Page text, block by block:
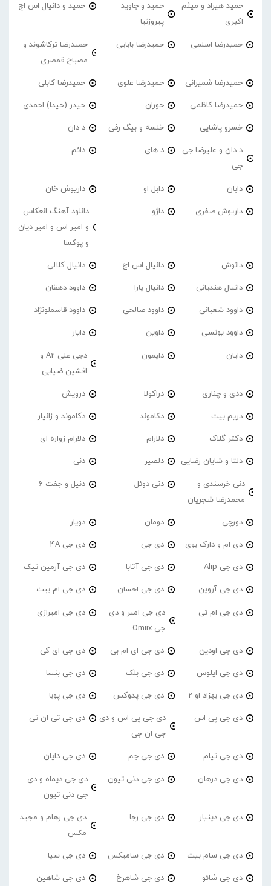
حمید هیراد و میثم
اکبری
حمید و جاوید
پیروزنیا
حمید و دانیال اس اچ
حمیدرضا اسلمی حمیدرضا بابایی
حمیدرضا ترکاشوند و
مصباح قمصری
حمیدرضا شمیرانی حمیدرضا علوی حمیدرضا کابلی
حمیدرضا کاظمی حوران حیدر (حیدا) احمدی
خسرو پاشایی خلسه و بیگ رفی د دان
د دان و علیرضا جی
جی
د های دائم
دابان دابل او داریوش خان
داریوش صفری داژو
دانلود آهنگ انعکاس
و امیر اس و امیر دیان
و پوکسا
دانوش دانیال اس اچ دانیال کلالی
دانیال هندیانی دانیال یارا داوود دهقان
داوود شعبانی داوود صالحی داوود قاسملونژاد
داوود یونسی داوین دایار
دایان دایمون
دجی علی A2 و
افشین ضیایی
ددی و چناری دراکولا درویش
دریم بیت دکاموند دکاموند و زانیار
دکتر گلاک دلارام دلارام زواره ای
دلتا و شایان رضایی دلصیر دنی
دنی خرسندی و
محمدرضا شجریان
دنی دوئل دنیل و جفت 6
دورچی دومان دویار
دی ام و دارک بوی دی جی دی جی 4A
دی جی Alip دی جی آتابا دی جی آرمین تیک
دی جی آروین دی جی احسان دی جی ام بیت
دی جی ام تی
دی جی امیر و دی
جی Omiix
دی جی امیرازی
دی جی اودین دی جی ای ام بی دی جی ای کی
دی جی ایلوس دی جی بلک دی جی بنسا
دی جی بهزاد او 2 دی جی پدوکس دی جی پوبا
دی جی پی اس
دی جی پی اس و دی
جی ان جی
دی جی تی ان تی
دی جی تیام دی جی جم دی جی دایان
دی جی درهان دی جی دنی تیون
دی جی دیماه و دی
جی دنی تیون
دی جی دینیار دی جی رجا
دی جی رهام و مجید
مکس
دی جی سام بیت دی جی سامیکس دی جی سیا
دی جی شائو دی جی شاهرخ دی جی شاهین